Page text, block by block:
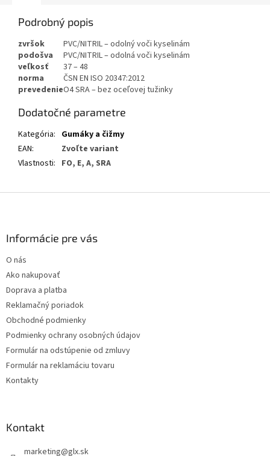
Podrobný popis
zvršok
PVC/NITRIL – odolný voči kyselinám
podošva
PVC/NITRIL – odolná voči kyselinám
veľkosť
37 – 48
norma
ČSN EN ISO 20347:2012
prevedenieO4 SRA – bez oceľovej tužinky
Dodatočné parametre
Kategória: Gumáky a čižmy
EAN:
Zvoľte variant
Vlastnosti: FO, E, A, SRA
Informácie pre vás
O nás
Ako nakupovať
Doprava a platba
Reklamačný poriadok
Obchodné podmienky
Podmienky ochrany osobných údajov
Formulár na odstúpenie od zmluvy
Formulár na reklamáciu tovaru
Kontakty
Kontakt
marketing@glx.sk